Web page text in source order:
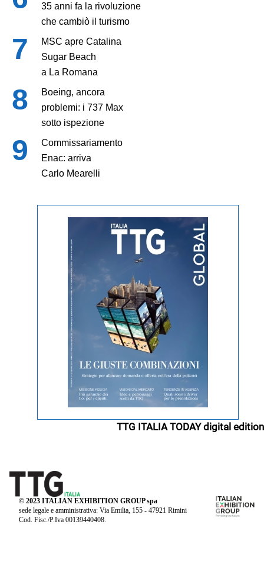
35 anni fa la rivoluzione
che cambiò il turismo
MSC apre Catalina
Sugar Beach
a La Romana
Boeing, ancora
problemi: i 737 Max
sotto ispezione
Commissariamento
Enac: arriva
Carlo Mearelli
TTG ITALIA TODAY digital edition
© 2023 ITALIAN EXHIBITION GROUP spa
sede legale e amministrativa: Via Emilia, 155 - 47921 Rimini
Cod. Fisc./P.Iva 00139440408.